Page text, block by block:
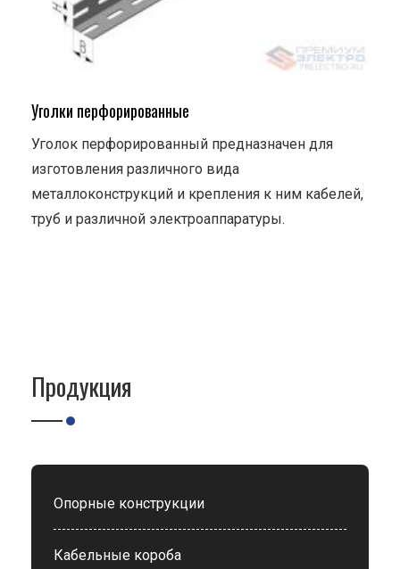
Уголки перфорированные
Уголок перфорированный предназначен для
изготовления различного вида
металлоконструкций и крепления к ним кабелей,
труб и различной электроаппаратуры.
Продукция
Опорные конструкции
Кабельные короба